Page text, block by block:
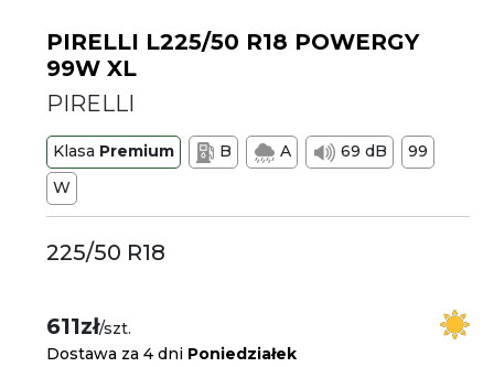
PIRELLI L225/50 R18 POWERGY
99W XL
PIRELLI
Klasa Premium B A 69 dB
99
W
225/50 R18
611zł/szt.
Dostawa za 4 dni Poniedziałek